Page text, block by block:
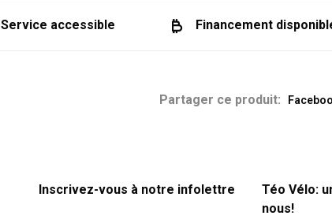
Service accessible Financement
Partager ce produit:
Inscrivez-vous à notre infolettre
Téo Vélo:
nous!